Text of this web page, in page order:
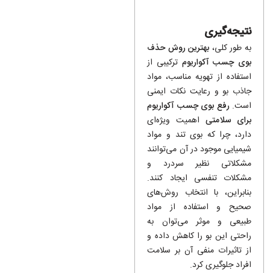
نتیجه‌گیری
به طور کلی، بهترین روش حذف
بوی چسب آکواریوم ترکیبی از
استفاده از تهویه مناسب، مواد
جاذب بو و رعایت نکات ایمنی
است.رفع بوی چسب آکواریوم
برای سلامتی اهمیت ویژه‌ای
دارد، چرا که بوی تند و مواد
شیمیایی موجود در آن می‌توانند
مشکلاتی نظیر سردرد و
مشکلات تنفسی ایجاد کنند.
بنابراین، با انتخاب روش‌های
صحیح و استفاده از مواد
طبیعی و موثر می‌توان به
راحتی این بو را کاهش داده و
از تاثیرات منفی آن بر سلامت
افراد جلوگیری کرد.